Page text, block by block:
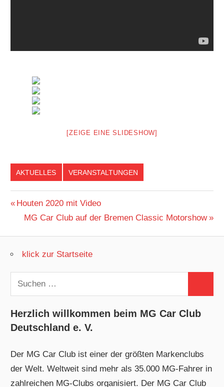
[ZEIGE EINE SLIDESHOW]
AKTUELLES VERANSTALTUNGEN
Beitragsnavigation
Vorheriger
Beitrag:
Houten 2020 mit Video
Nächster
MG Car Club auf der Bremen Classic Motorshow
klick zur Startseite
Suchen
nach:
Herzlich willkommen beim MG Car Club
Deutschland e. V.
Der MG Car Club ist einer der größten Markenclubs
der Welt. Weltweit sind mehr als 35.000 MG-Fahrer in
zahlreichen MG-Clubs organisiert. Der MG Car Club